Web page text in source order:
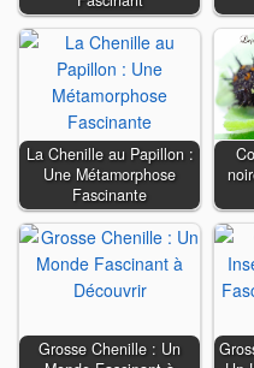
La Chenille au Papillon :
Une Métamorphose
Fascinante
Grosse Chenille : Un